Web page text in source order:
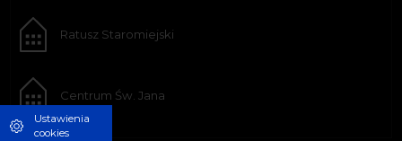
Ratusz Staromiejski
Centrum Św. Jana
Ustawienia
cookies